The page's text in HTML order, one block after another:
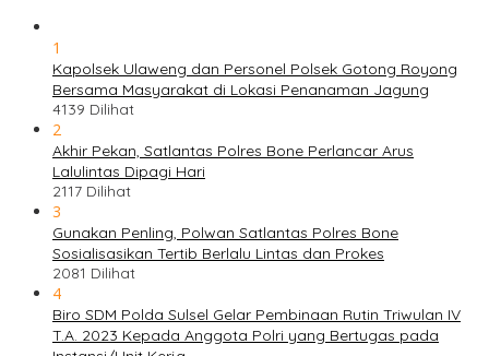
1
Kapolsek Ulaweng dan Personel Polsek Gotong Royong
Bersama Masyarakat di Lokasi Penanaman Jagung
4139 Dilihat
2
Akhir Pekan, Satlantas Polres Bone Perlancar Arus
Lalulintas Dipagi Hari
2117 Dilihat
3
Gunakan Penling, Polwan Satlantas Polres Bone
Sosialisasikan Tertib Berlalu Lintas dan Prokes
2081 Dilihat
4
Biro SDM Polda Sulsel Gelar Pembinaan Rutin Triwulan IV
T.A. 2023 Kepada Anggota Polri yang Bertugas pada